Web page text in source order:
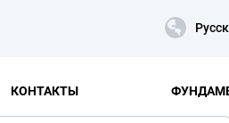
КОНТАКТЫ